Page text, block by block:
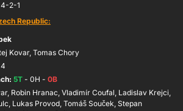
2-1
Republic:
Kovar, Tomas Chory
4
5T - 0H - 0B
Robin Hranac, Vladimír Coufal, Ladislav Krejci,
Lukas Provod, Tomáš Souček, Stepan